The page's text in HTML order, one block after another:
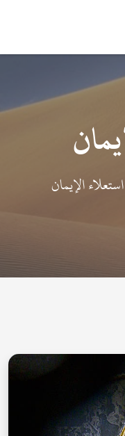
استعلاء الإيمان